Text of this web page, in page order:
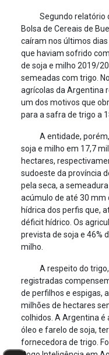
Segundo relatório
Bolsa de Cereais de
caíram nos últimos
que haviam sofrido
de soja e milho 2019/
semeadas com trigo.
agrícolas da Argentina
um dos motivos que
para a safra de trigo a
A entidade,
soja e milho em 17,7
hectares,
sudoeste da província
pela seca, a
acúmulo de até 30 mm
hídrica dos perfis que,
déficit hídrico. Os
prevista de soja e 46%
milho.
A respeito do
registradas
de perfilhos e espigas,
milhões de hectares
colhidos. A Argentina
óleo e farelo de soja,
fornecedora de trigo.